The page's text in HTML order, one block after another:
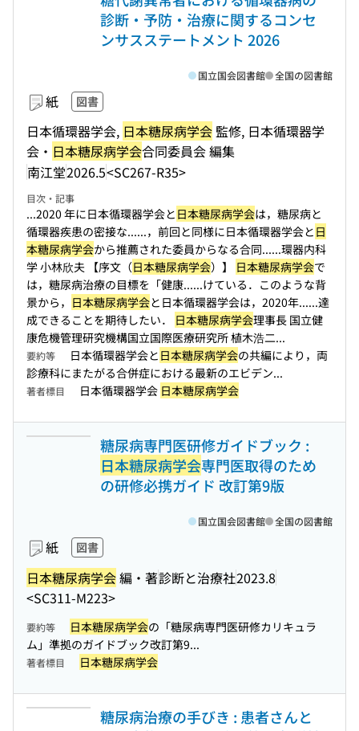
診断・予防・治療に関するコンセ
ンサスステートメント 2026
紙 図書
日本循環器学会, 日本糖尿病学会 監修, 日本循環器学
会・ 日本糖尿病学会合同委員会 編集
南江堂2026.5<SC267-R35>
国立国会図書館 全国の図書館
目次・記事
...2020 年に日本循環器学会と 日本糖尿病学会は，糖尿病と
循環器疾患の密接な......，前回と同様に日本循環器学会と 日
本糖尿病学会から推薦された委員からなる合同......環器内科
学 小林欣夫 【序文（日本糖尿病学会）】 日本糖尿病学会で
は，糖尿病治療の目標を「健康......けている．このような背
景から， 日本糖尿病学会と日本循環器学会は，2020年......達
成できることを期待したい． 日本糖尿病学会理事長 国立健
康危機管理研究機構国立国際医療研究所 植木浩二...
要約等 日本循環器学会と 日本糖尿病学会の共編により，両
診療科にまたがる合併症における最新のエビデン...
著者標目 日本循環器学会 日本糖尿病学会
糖尿病専門医研修ガイドブック :
日本糖尿病学会専門医取得のため
の研修必携ガイド 改訂第9版
紙 図書
日本糖尿病学会編・著診断と治療社2023.8
<SC311-M223>
国立国会図書館 全国の図書館
要約等 日本糖尿病学会の「糖尿病専門医研修カリキュラ
ム」準拠のガイドブック改訂第9...
著者標目 日本糖尿病学会
糖尿病治療の手びき : 患者さんと